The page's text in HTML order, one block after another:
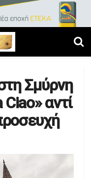
Σμύρνη
αντί